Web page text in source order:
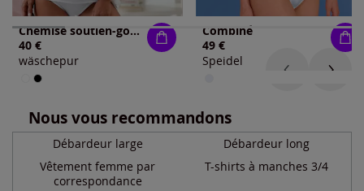
Chemise soutien-gorge bon. a, b, c
40 €
wäschepur
Combiné
49 €
Speidel
Nous vous recommandons
Débardeur large
Vêtement femme par
correspondance
Débardeur long
T-shirts à manches 3/4